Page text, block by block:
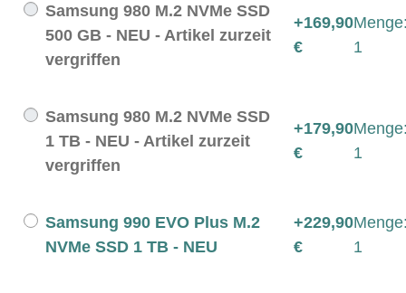
Samsung 980 M.2 NVMe SSD
500 GB - NEU - Artikel zurzeit
vergriffen
+169,90
€
1
Samsung 980 M.2 NVMe SSD
1 TB - NEU - Artikel zurzeit
vergriffen
+179,90
€
1
Samsung 990 EVO Plus M.2
NVMe SSD 1 TB - NEU
+229,90
€
1